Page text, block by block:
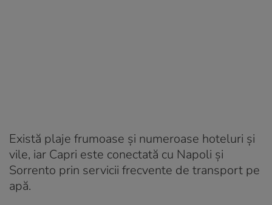
Există plaje frumoase și numeroase hoteluri și
vile, iar Capri este conectată cu Napoli și
Sorrento prin servicii frecvente de transport pe
apă.